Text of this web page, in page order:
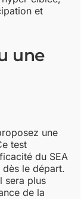
et
une
une
test
du SEA
dès le départ.
sera plus
de la